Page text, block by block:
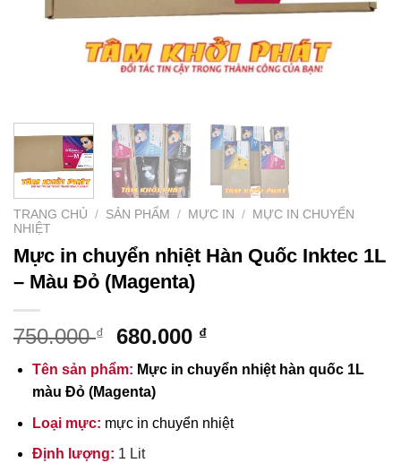
TRANG CHỦ / SẢN PHẨM / MỰC IN /
MỰC IN CHUYỂN
NHIỆT
Mực in chuyển nhiệt Hàn Quốc Inktec 1L
– Màu Đỏ (Magenta)
750.000₫
Giá
gốc
là:
750.000 ₫.
680.000 ₫Giá
hiện
tại
680.000 ₫.
Tên sản phẩm: Mực in chuyển nhiệt hàn quốc 1L
màu Đỏ (Magenta)
Loại mực: mực in chuyển nhiệt
Định lượng: 1 Lit